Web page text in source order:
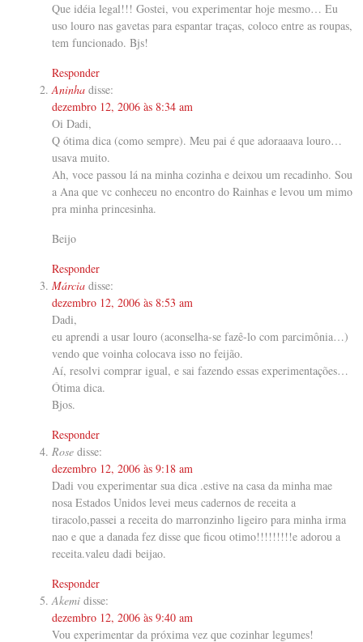
Que idéia legal!!! Gostei, vou experimentar hoje mesmo… Eu
uso louro nas gavetas para espantar traças, coloco entre as roupas,
tem funcionado. Bjs!
Responder
Aninha disse:
dezembro 12, 2006 às 8:34 am
Oi Dadi,
Q ótima dica (como sempre). Meu pai é que adoraaava louro…
usava muito.
Ah, voce passou lá na minha cozinha e deixou um recadinho. Sou
a Ana que vc conheceu no encontro do Rainhas e levou um mimo
pra minha princesinha.
Beijo
Responder
Márcia disse:
dezembro 12, 2006 às 8:53 am
Dadi,
eu aprendi a usar louro (aconselha-se fazê-lo com parcimônia…)
vendo que voinha colocava isso no feijão.
Aí, resolvi comprar igual, e sai fazendo essas experimentações…
Ótima dica.
Bjos.
Responder
Rose disse:
dezembro 12, 2006 às 9:18 am
Dadi vou experimentar sua dica .estive na casa da minha mae
nosa Estados Unidos levei meus cadernos de receita a
tiracolo,passei a receita do marronzinho ligeiro para minha irma
nao e que a danada fez disse que ficou otimo!!!!!!!!!e adorou a
receita.valeu dadi beijao.
Responder
Akemi disse:
dezembro 12, 2006 às 9:40 am
Vou experimentar da próxima vez que cozinhar legumes!